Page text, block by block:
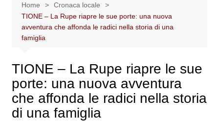
Home
Cronaca locale
TIONE – La Rupe riapre le sue porte: una nuova
avventura che affonda le radici nella storia di una
famiglia
TIONE – La Rupe riapre le sue
porte: una nuova avventura
che affonda le radici nella storia
di una famiglia